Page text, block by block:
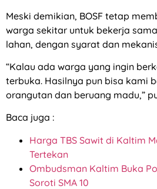
Meski demikian, BOSF tetap
warga sekitar untuk bekerja
lahan, dengan syarat dan
“Kalau ada warga yang ingin
terbuka. Hasilnya pun bisa kami
orangutan dan beruang madu,”
Baca juga :
Harga TBS Sawit di Kaltim
Tertekan
Ombudsman Kaltim Buka
Soroti SMA 10